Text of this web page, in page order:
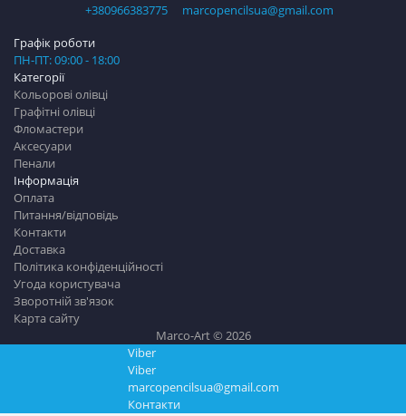
+380966383775 marcopencilsua@gmail.com
Категорії
Кольорові олівці
Графітні олівці
Фломастери
Аксесуари
Пенали
Інформація
Оплата
Питання/відповідь
Контакти
Доставка
Політика конфіденційності
Угода користувача
Зворотній зв'язок
Карта сайту
Графік роботи
ПН-ПТ: 09:00 - 18:00
Marco-Art © 2026
Viber
Viber
marcopencilsua@gmail.com
Контакти